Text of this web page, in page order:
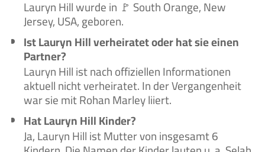
Lauryn Hill wurde in 🚩 South Orange, New
Jersey, USA, geboren.
Ist Lauryn Hill verheiratet oder hat sie einen
Partner?
Lauryn Hill ist nach offiziellen Informationen
aktuell nicht verheiratet. In der Vergangenheit
war sie mit Rohan Marley liiert.
Hat Lauryn Hill Kinder?
Ja, Lauryn Hill ist Mutter von insgesamt 6